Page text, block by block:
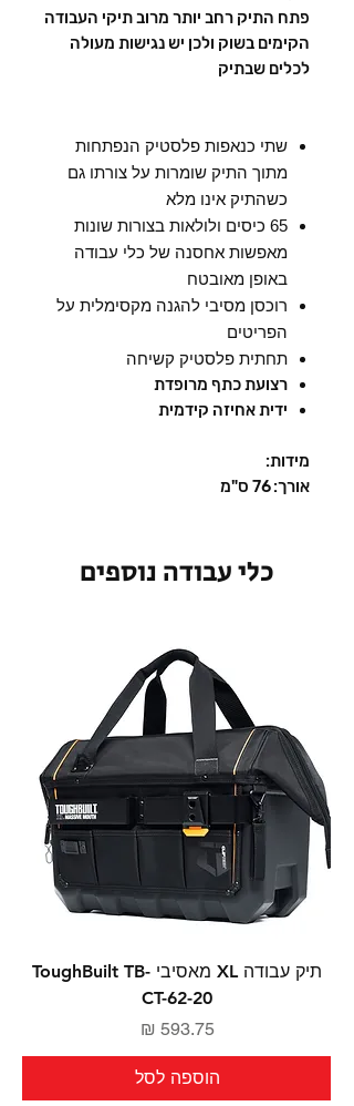
פתח התיק רחב יותר מרוב תיקי העבודה
הקימים בשוק ולכן יש נגישות מעולה
לכלים שבתיק
שתי כנאפות פלסטיק הנפתחות
מתוך התיק שומרות על צורתו גם
כשהתיק אינו מלא
65 כיסים ולולאות בצורות שונות
מאפשות אחסנה של כלי עבודה
באופן מאובטח
רוכסן מסיבי להגנה מקסימלית על
הפריטים
תחתית פלסטיק קשיחה
רצועת כתף מרופדת
ידית אחיזה קידמית
מידות:
אורך: 76 ס"מ
כלי עבודה נוספים
תיק עבודה XL מאסיבי ToughBuilt TB-
CT-62-20
מחיר‏593.75 ‏₪
הוספה לסל